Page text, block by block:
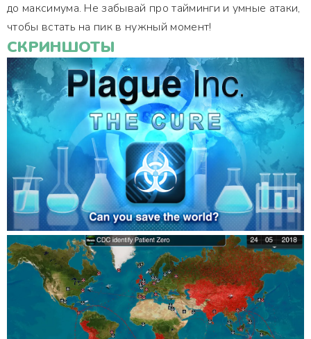
до максимума. Не забывай про тайминги и умные атаки,
чтобы встать на пик в нужный момент!
СКРИНШОТЫ